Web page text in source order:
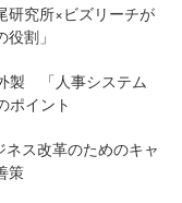
研究所×ビズリーチが
割」
製 「人事システム
ポイント
ス改革のためのキャ
策